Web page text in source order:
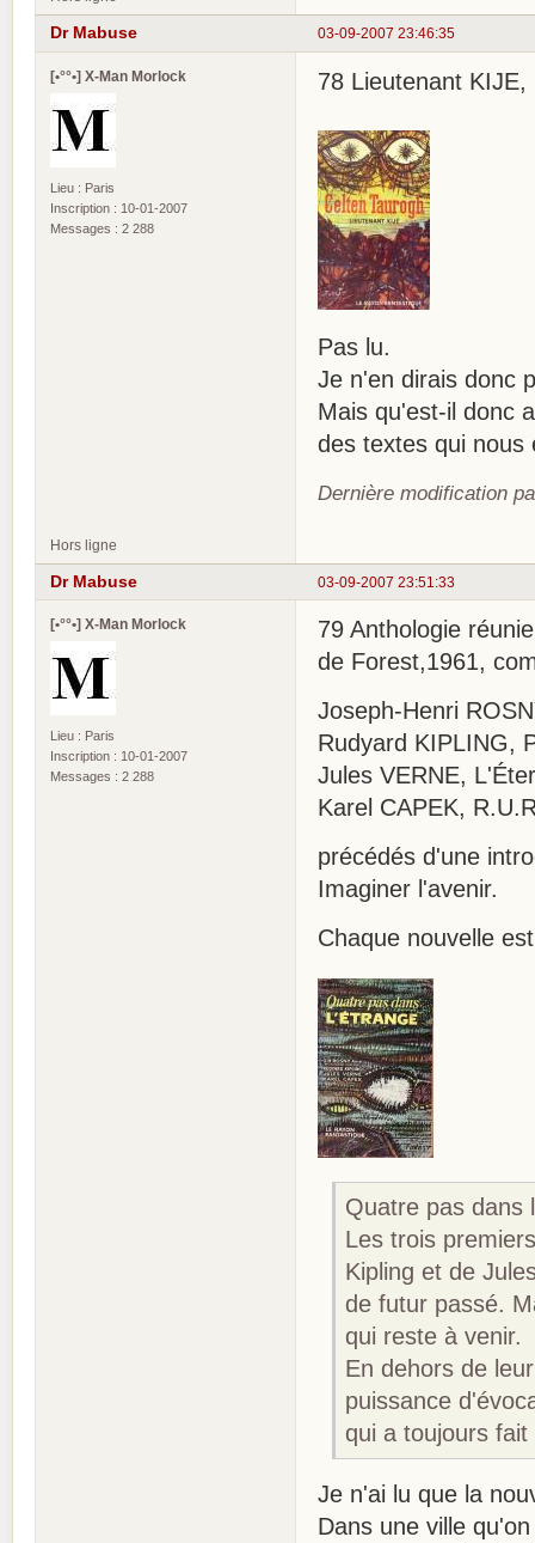
03-09-2007 23:46:35
Dr Mabuse
[•°°•] X-Man Morlock
Lieu : Paris
Inscription : 10-01-2007
Messages : 2 288
78 Lieutenant
Pas lu.
Je n'en dirais donc
Mais qu'est-il donc
des textes qui nous
Dernière modification
Hors ligne
03-09-2007 23:51:33
Dr Mabuse
[•°°•] X-Man Morlock
Lieu : Paris
Inscription : 10-01-2007
Messages : 2 288
79 Anthologie
de Forest,1961,
Joseph-Henri
Rudyard KIPLING,
Jules VERNE,
Karel CAPEK,
précédés d'une
Imaginer l'avenir.
Chaque nouvelle
Quatre pas dans
Les trois
Kipling et de
de futur passé.
qui reste à venir.
En dehors de
puissance
qui a toujours
Je n'ai lu que la
Dans une ville